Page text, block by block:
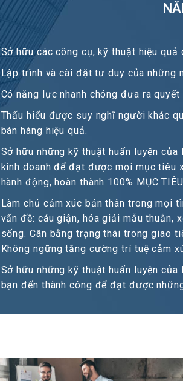
Sở hữu các công cụ, kỹ thuật hiệu
Lập trình và cài đặt tư duy của những
Có năng lực nhanh chóng đưa ra
Thấu hiểu được suy nghĩ người khác
bán hàng hiệu quả.
Sở hữu những kỹ thuật huấn luyện
kinh doanh để đạt được mọi mục tiêu
hành động, hoàn thành 100% MỤC
Làm chủ cảm xúc bản thân trong mọi
vấn đề: cáu giận, hóa giải mẫu thuẫn,
sống. Cân bằng trạng thái trong giao
Không ngững tăng cường trí tuệ cảm
Sở hữu những kỹ thuật huấn luyện
bạn đến thành công để đạt được